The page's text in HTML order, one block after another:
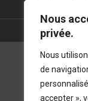
Nous
privée.
Nous
de
accepter »,